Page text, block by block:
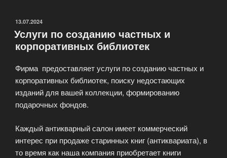
ОПУБЛИКОВАНО
13.07.2024
Услуги по созданию частных и
корпоративных библиотек
Фирма предоставляет услуги по созданию частных и
корпоративных библиотек, поиску недостающих
изданий для вашей коллекции, формированию
подарочных фондов.
Каждый антикварный салон имеет коммерческий
интерес при продаже старинных книг (антиквариата), в
то время как наша компания приобретает книги